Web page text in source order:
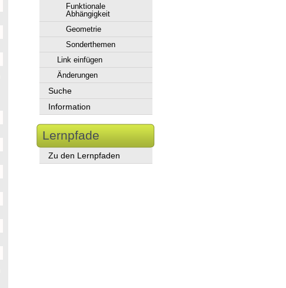
Funktionale
Abhängigkeit
Geometrie
Sonderthemen
Link einfügen
Änderungen
Suche
Information
Lernpfade
Zu den Lernpfaden